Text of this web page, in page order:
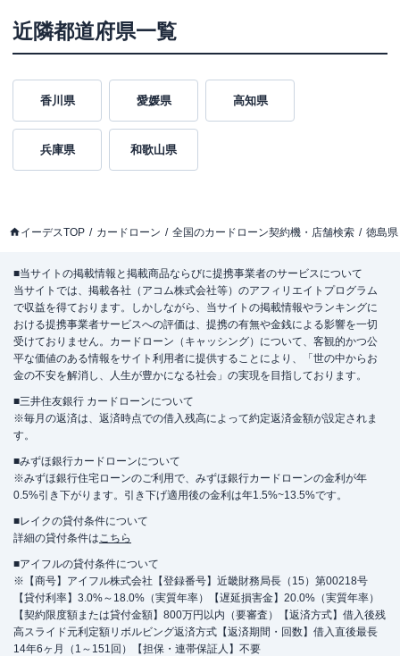
近隣都道府県一覧
香川県 愛媛県 高知県
兵庫県 和歌山県
イーデスTOP カードローン 全国のカードローン契約機・店舗検索 徳島県
■当サイトの掲載情報と掲載商品ならびに提携事業者のサービスについて
当サイトでは、掲載各社（アコム株式会社等）のアフィリエイトプログラム
で収益を得ております。しかしながら、当サイトの掲載情報やランキングに
おける提携事業者サービスへの評価は、提携の有無や金銭による影響を一切
受けておりません。カードローン（キャッシング）について、客観的かつ公
平な価値のある情報をサイト利用者に提供することにより、「世の中からお
金の不安を解消し、人生が豊かになる社会」の実現を目指しております。
■三井住友銀行 カードローンについて
※毎月の返済は、返済時点での借入残高によって約定返済金額が設定されま
す。
■みずほ銀行カードローンについて
※みずほ銀行住宅ローンのご利用で、みずほ銀行カードローンの金利が年
0.5%引き下がります。引き下げ適用後の金利は年1.5%~13.5%です。
■レイクの貸付条件について
詳細の貸付条件はこちら
■アイフルの貸付条件について
※【商号】アイフル株式会社【登録番号】近畿財務局長（15）第00218号
【貸付利率】3.0%～18.0%（実質年率）【遅延損害金】20.0%（実質年率）
【契約限度額または貸付金額】800万円以内（要審査）【返済方式】借入後残
高スライド元利定額リボルビング返済方式【返済期間・回数】借入直後最長
14年6ヶ月（1～151回）【担保・連帯保証人】不要